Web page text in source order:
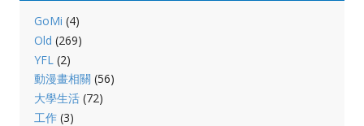
GoMi (4)
Old (269)
YFL (2)
動漫畫相關 (56)
大學生活(72)
工作(3)